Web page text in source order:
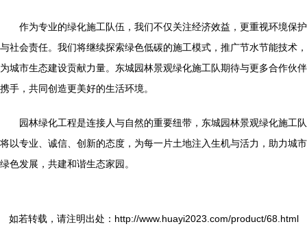
作为专业的绿化施工队伍，我们不仅关注经济效益，更重视环境保护
与社会责任。我们将继续探索绿色低碳的施工模式，推广节水节能技术，
为城市生态建设贡献力量。东城园林景观绿化施工队期待与更多合作伙伴
携手，共同创造更美好的生活环境。
园林绿化工程是连接人与自然的重要纽带，东城园林景观绿化施工队
将以专业、诚信、创新的态度，为每一片土地注入生机与活力，助力城市
绿色发展，共建和谐生态家园。
如若转载，请注明出处：http://www.huayi2023.com/product/68.html